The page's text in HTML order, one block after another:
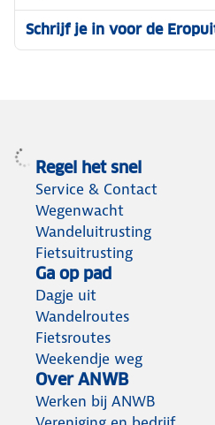
Schrijf je in voor de
Regel het snel
Service & Contact
Wegenwacht
Wandeluitrusting
Fietsuitrusting
Ga op pad
Dagje uit
Wandelroutes
Fietsroutes
Weekendje weg
Over ANWB
Werken bij ANWB